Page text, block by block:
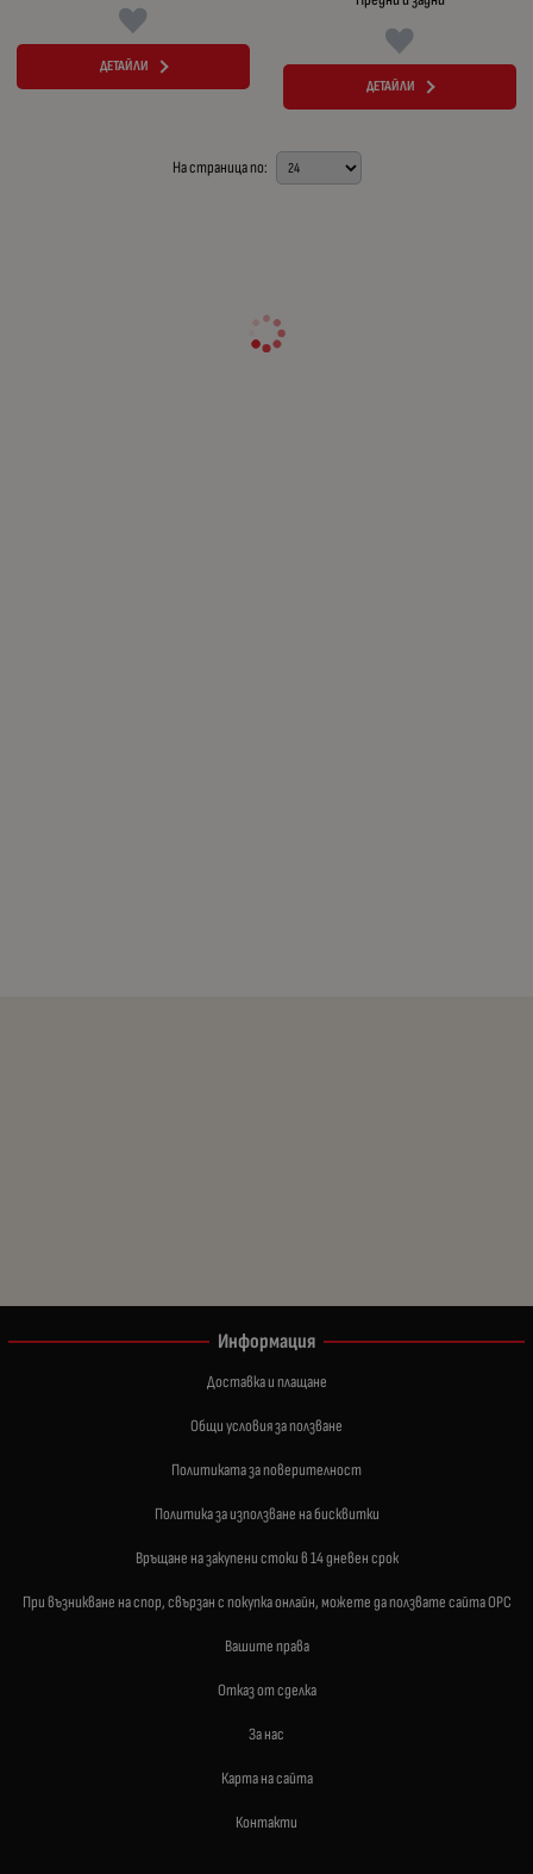
ДЕТАЙЛИ
ДЕТАЙЛИ
На страница по:
Информация
Доставка и плащане
Общи условия за ползване
Политиката за поверителност
Политика за използване на бисквитки
Връщане на закупени стоки в 14 дневен срок
При възникване на спор, свързан с покупка онлайн, можете да ползвате сайта ОРС
Вашите права
Отказ от сделка
За нас
Карта на сайта
Контакти